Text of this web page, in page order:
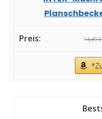
14,49